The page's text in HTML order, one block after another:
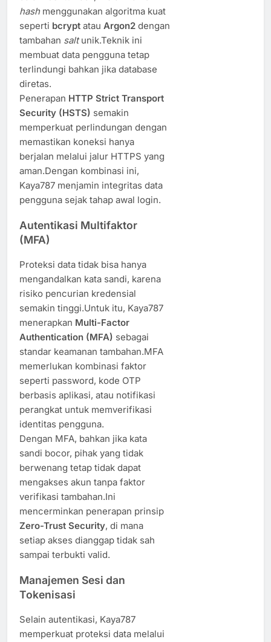
hash menggunakan algoritma kuat
seperti bcrypt atau Argon2 dengan
tambahan saltunik.Teknik ini
membuat data pengguna tetap
terlindungi bahkan jika database
diretas.
Penerapan HTTP Strict Transport
Security (HSTS) semakin
memperkuat perlindungan dengan
memastikan koneksi hanya
berjalan melalui jalur HTTPS yang
aman.Dengan kombinasi ini,
Kaya787 menjamin integritas data
pengguna sejak tahap awal login.
Autentikasi Multifaktor
(MFA)
Proteksi data tidak bisa hanya
mengandalkan kata sandi, karena
risiko pencurian kredensial
semakin tinggi.Untuk itu, Kaya787
menerapkan Multi-Factor
Authentication (MFA) sebagai
standar keamanan tambahan.MFA
memerlukan kombinasi faktor
seperti password, kode OTP
berbasis aplikasi, atau notifikasi
perangkat untuk memverifikasi
identitas pengguna.
Dengan MFA, bahkan jika kata
sandi bocor, pihak yang tidak
berwenang tetap tidak dapat
mengakses akun tanpa faktor
verifikasi tambahan.Ini
mencerminkan penerapan prinsip
Zero-Trust Security, di mana
setiap akses dianggap tidak sah
sampai terbukti valid.
Manajemen Sesi dan
Tokenisasi
Selain autentikasi, Kaya787
memperkuat proteksi data melalui